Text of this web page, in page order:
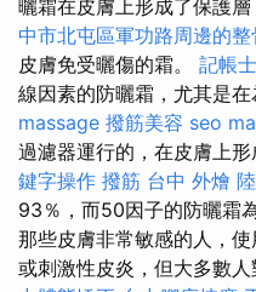
曬霜在皮膚上形成了保護
中市北屯區軍功路周邊的整
皮膚免受曬傷的霜。 記帳
線因素的防曬霜，尤其是在
massage 撥筋美容 seo
過濾器運行的，在皮膚上
鍵字操作 撥筋 台中 外燴
93％，而50因子的防曬霜
那些皮膚非常敏感的人，
或刺激性皮炎，但大多數